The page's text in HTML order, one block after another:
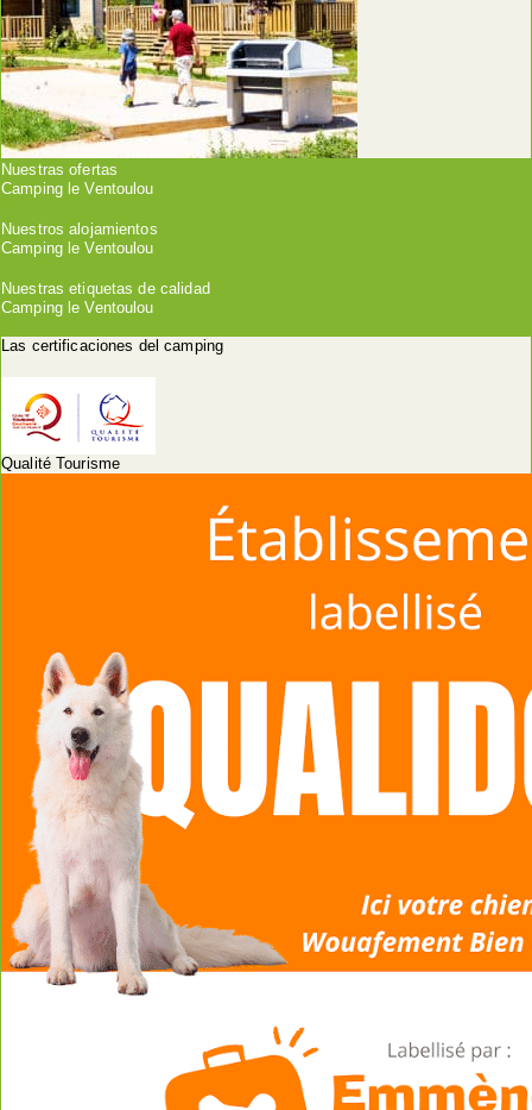
Nuestras ofertas
Camping le Ventoulou
Nuestros alojamientos
Camping le Ventoulou
Nuestras etiquetas de calidad
Camping le Ventoulou
Las certificaciones del camping
Qualité Tourisme